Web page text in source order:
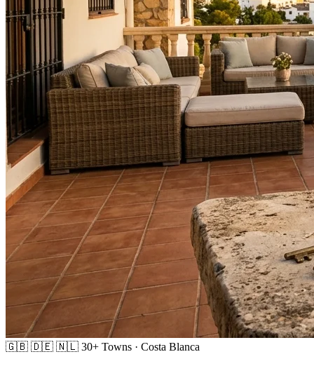
🇬🇧 🇩🇪 🇳🇱 30+ Towns · Costa Blanca